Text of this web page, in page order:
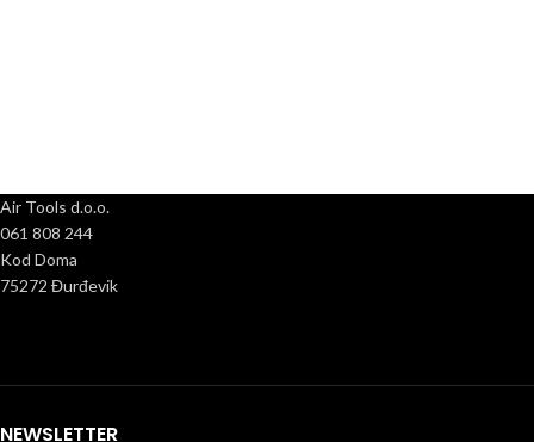
Air Tools d.o.o.
061 808 244
Kod Doma
75272 Đurđevik
NEWSLETTER